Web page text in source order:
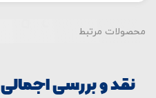
محصولات مرتبط
نقد و بررسی اجمالی